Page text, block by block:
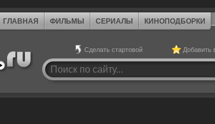
ГЛАВНАЯ ФИЛЬМЫ СЕРИАЛЫ КИНОПОДБОРКИ
Сделать стартовой Добавить